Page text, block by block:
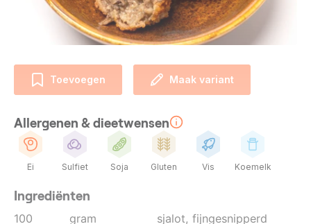
Toevoegen Maak variant
Allergenen & dieetwensen
Ei Sulfiet Soja Gluten Vis Koemelk
Ingrediënten
100 gram sjalot, fijngesnipperd